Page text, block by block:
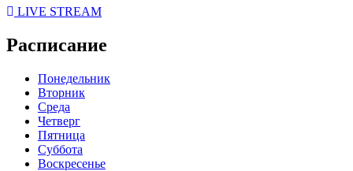
LIVE STREAM
Расписание
Понедельник
Вторник
Среда
Четверг
Пятница
Суббота
Воскресенье